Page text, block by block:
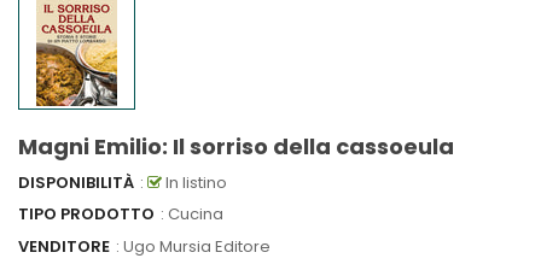
Magni Emilio: Il sorriso della cassoeula
DISPONIBILITÀ :
In listino
TIPO PRODOTTO : Cucina
VENDITORE : Ugo Mursia Editore